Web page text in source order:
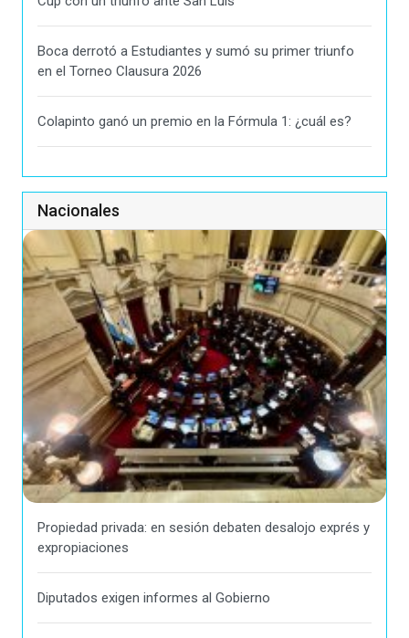
Boca derrotó a Estudiantes y sumó su primer triunfo
en el Torneo Clausura 2026
Colapinto ganó un premio en la Fórmula 1: ¿cuál es?
Nacionales
Propiedad privada: en sesión debaten desalojo exprés y
expropiaciones
Diputados exigen informes al Gobierno